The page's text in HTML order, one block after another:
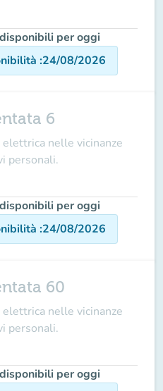
per oggi
:24/08/2026
6
nelle vicinanze
personali.
per oggi
:24/08/2026
60
nelle vicinanze
personali.
per oggi